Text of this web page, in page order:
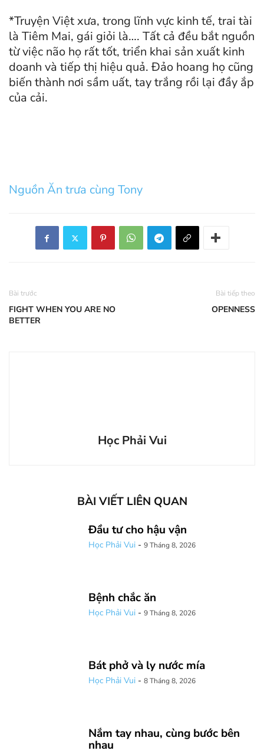
*Truyện Việt xưa, trong lĩnh vực kinh tế, trai tài
là Tiêm Mai, gái giỏi là…. Tất cả đều bắt nguồn
từ việc não họ rất tốt, triển khai sản xuất kinh
doanh và tiếp thị hiệu quả. Đảo hoang họ cũng
biến thành nơi sầm uất, tay trắng rồi lại đầy ắp
của cải.
Nguồn Ăn trưa cùng Tony
Bài trước
FIGHT WHEN YOU ARE NO
BETTER
Bài tiếp theo
OPENNESS
Học Phải Vui
BÀI VIẾT LIÊN QUAN
Đầu tư cho hậu vận
Học Phải Vui - 9 Tháng 8, 2026
Bệnh chắc ăn
Học Phải Vui - 9 Tháng 8, 2026
Bát phở và ly nước mía
Học Phải Vui - 8 Tháng 8, 2026
Nắm tay nhau, cùng bước bên
nhau